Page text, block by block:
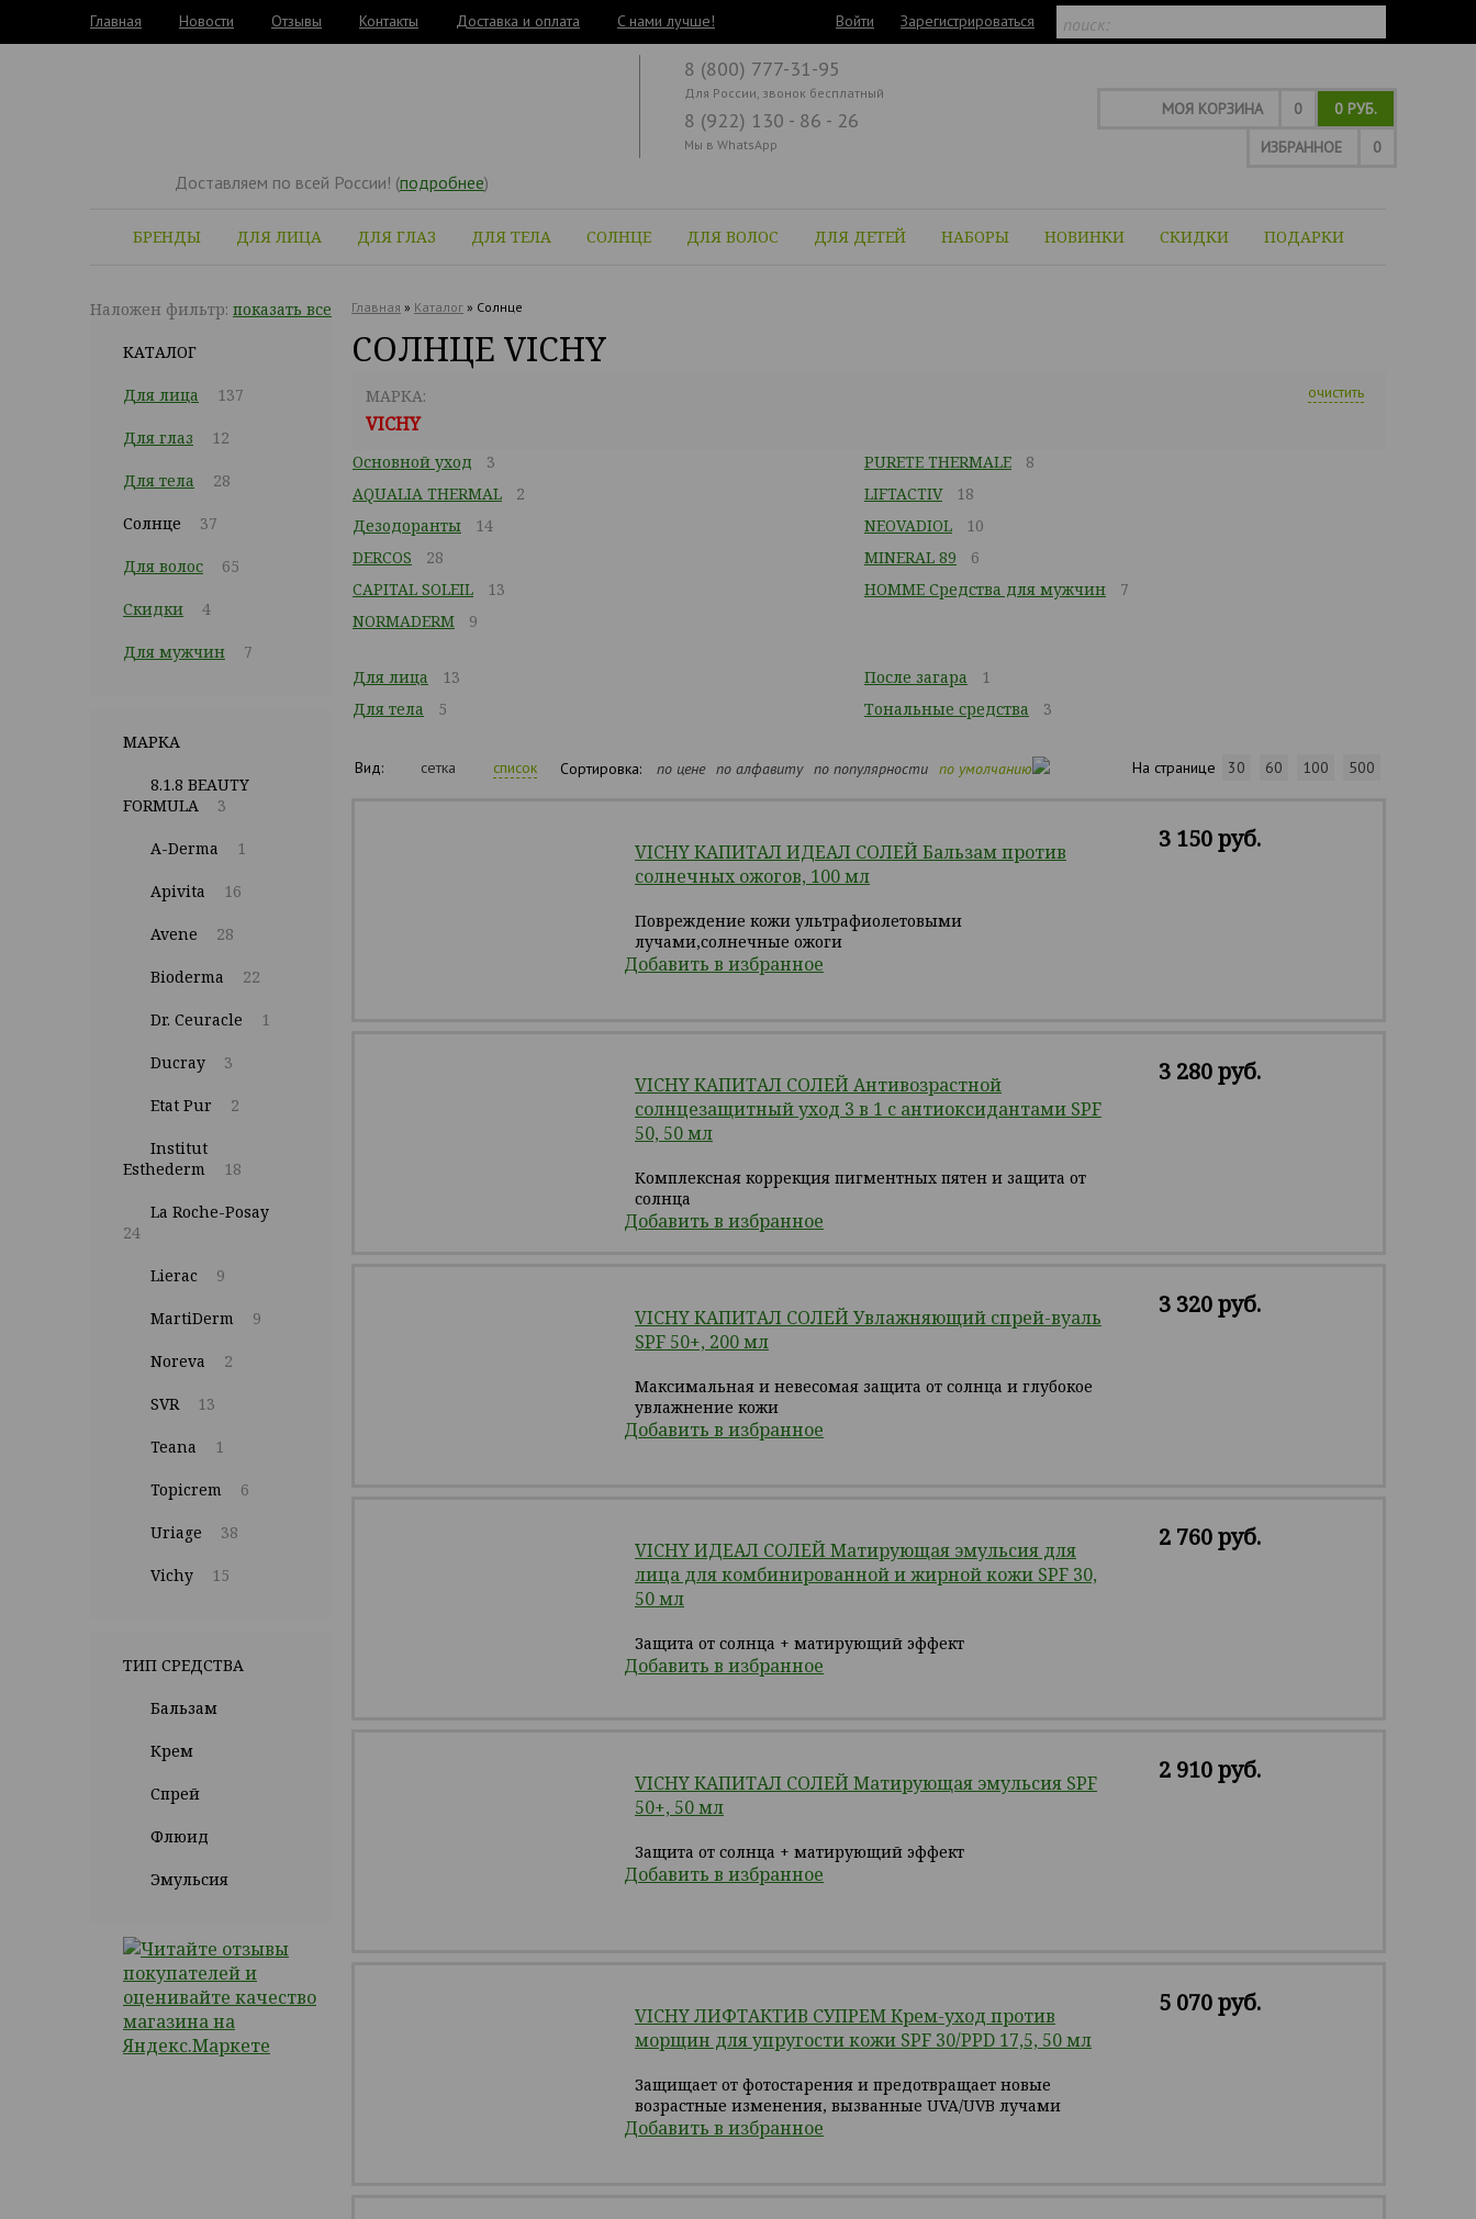
Главная Новости Отзывы Контакты Доставка и оплата C нами лучше! Войти Зарегистрироваться
Доставляем по всей России! (подробнее)
МОЯ КОРЗИНА 0
0 РУБ.
ИЗБРАННОЕ
0
БРЕНДЫ ДЛЯ ЛИЦА ДЛЯ ГЛАЗ ДЛЯ ТЕЛА СОЛНЦЕ ДЛЯ ВОЛОС ДЛЯ ДЕТЕЙ НАБОРЫ НОВИНКИ СКИДКИ ПОДАРКИ
8 (800) 777-31-95
Для России, звонок бесплатный
8 (922) 130 - 86 - 26
Мы в WhatsApp
Наложен фильтр: показать все
КАТАЛОГ
Для лица 137
Для глаз 12
Для тела 28
Солнце 37
Для волос 65
Скидки 4
Для мужчин 7
МАРКА
8.1.8 BEAUTY
FORMULA
3
A-Derma 1
Apivita 16
Avene 28
Bioderma 22
Dr. Ceuracle 1
Ducray 3
Etat Pur 2
Institut
Esthederm
18
La Roche-Posay
24
Lierac 9
MartiDerm 9
Noreva 2
SVR 13
Teana 1
Topicrem 6
Uriage 38
Vichy 15
ТИП СРЕДСТВА
Бальзам
Крем
Спрей
Флюид
Эмульсия
Главная » Каталог » Солнце
СОЛНЦЕ VICHY
МАРКА:
VICHY
очистить
Основной уход
3
AQUALIA THERMAL
2
Дезодоранты
14
DERCOS
28
CAPITAL SOLEIL
13
NORMADERM
9
PURETE THERMALE
8
LIFTACTIV
18
NEOVADIOL
10
MINERAL 89
6
HOMME Средства для мужчин
7
Для лица
13
Для тела
5
После загара
1
Тональные средства
3
Вид: сетка список Сортировка: по цене по алфавиту по популярности по умолчанию На странице 30 60 100 500
VICHY КАПИТАЛ ИДЕАЛ СОЛЕЙ Бальзам против
солнечных ожогов, 100 мл
Повреждение кожи ультрафиолетовыми
лучами,солнечные ожоги
Добавить в избранное
3 150 руб.
VICHY КАПИТАЛ СОЛЕЙ Антивозрастной
солнцезащитный уход 3 в 1 с антиоксидантами SPF
50, 50 мл
Комплексная коррекция пигментных пятен и защита от
солнца
Добавить в избранное
3 280 руб.
VICHY КАПИТАЛ СОЛЕЙ Увлажняющий спрей-вуаль
SPF 50+, 200 мл
Максимальная и невесомая защита от солнца и глубокое
увлажнение кожи
Добавить в избранное
3 320 руб.
VICHY ИДЕАЛ СОЛЕЙ Матирующая эмульсия для
лица для комбинированной и жирной кожи SPF 30,
50 мл
Защита от солнца + матирующий эффект
Добавить в избранное
2 760 руб.
VICHY КАПИТАЛ СОЛЕЙ Матирующая эмульсия SPF
50+, 50 мл
Защита от солнца + матирующий эффект
Добавить в избранное
2 910 руб.
VICHY ЛИФТАКТИВ СУПРЕМ Крем-уход против
морщин для упругости кожи SPF 30/PPD 17,5, 50 мл
Защищает от фотостарения и предотвращает новые
возрастные изменения, вызванные UVA/UVB лучами
Добавить в избранное
5 070 руб.